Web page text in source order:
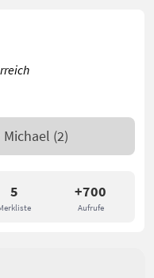
5 +700
Aufrufe
Michael (2)